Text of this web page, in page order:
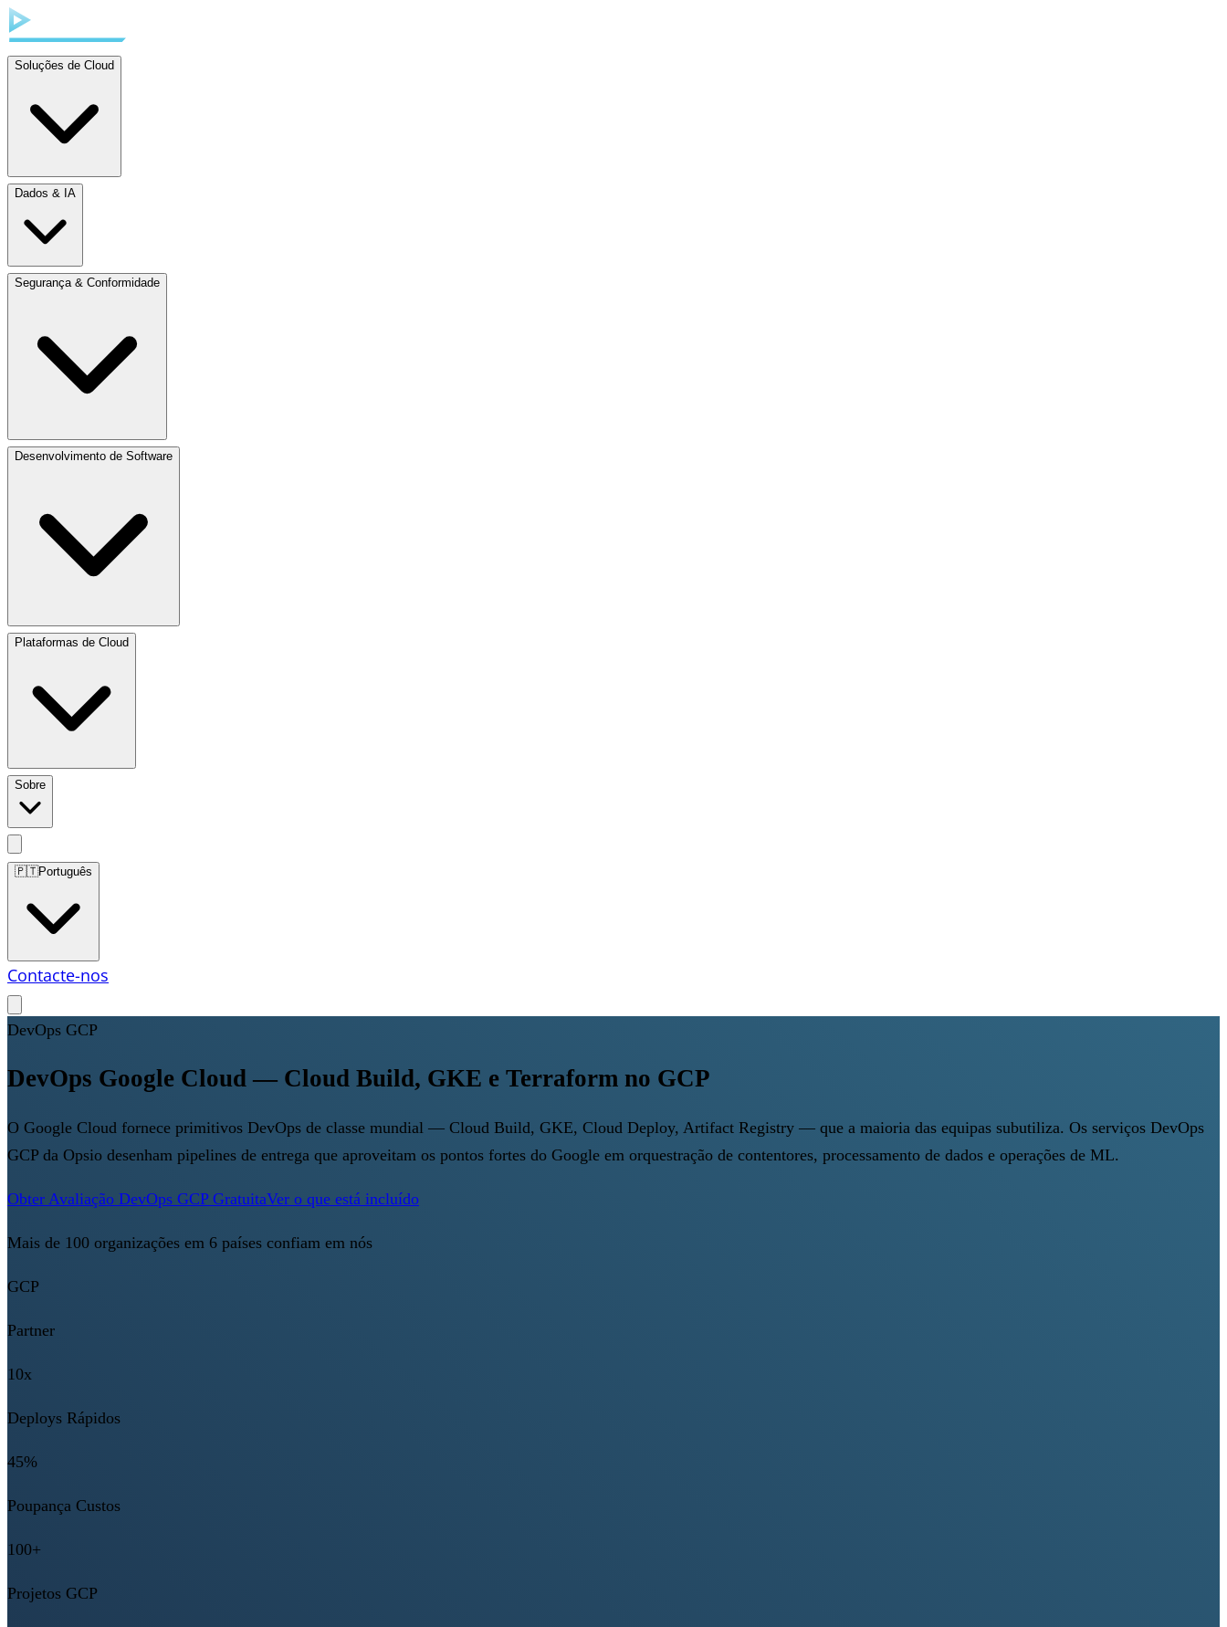
Soluções de Cloud
Dados & IA
Segurança & Conformidade
Desenvolvimento de Software
Plataformas de Cloud
Sobre
🇵🇹Português
Contacte-nos
DevOps GCP
DevOps Google Cloud — Cloud Build, GKE e Terraform no GCP
O Google Cloud fornece primitivos DevOps de classe mundial — Cloud Build, GKE, Cloud Deploy, Artifact Registry — que a maioria das equipas subutiliza. Os serviços DevOps
GCP da Opsio desenham pipelines de entrega que aproveitam os pontos fortes do Google em orquestração de contentores, processamento de dados e operações de ML.
Obter Avaliação DevOps GCP GratuitaVer o que está incluído
Mais de 100 organizações em 6 países confiam em nós
GCP
Partner
10x
Deploys Rápidos
45%
Poupança Custos
100+
Projetos GCP